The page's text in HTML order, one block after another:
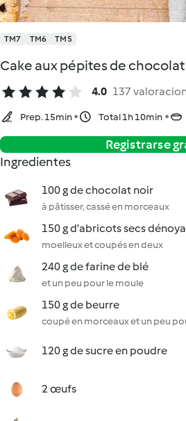
TM7 TM6 TM5
Cake aux pépites de
4.0 137
Prep. 15min Total 1h 10min
Registrarse
Ingredientes
100 g de chocolat noir
à pâtisser, cassé en morceaux
150 g d'abricots secs
moelleux et coupés en deux
240 g de farine de blé
et un peu pour le moule
150 g de beurre
coupé en morceaux et un peu
120 g de sucre en poudre
2 œufs